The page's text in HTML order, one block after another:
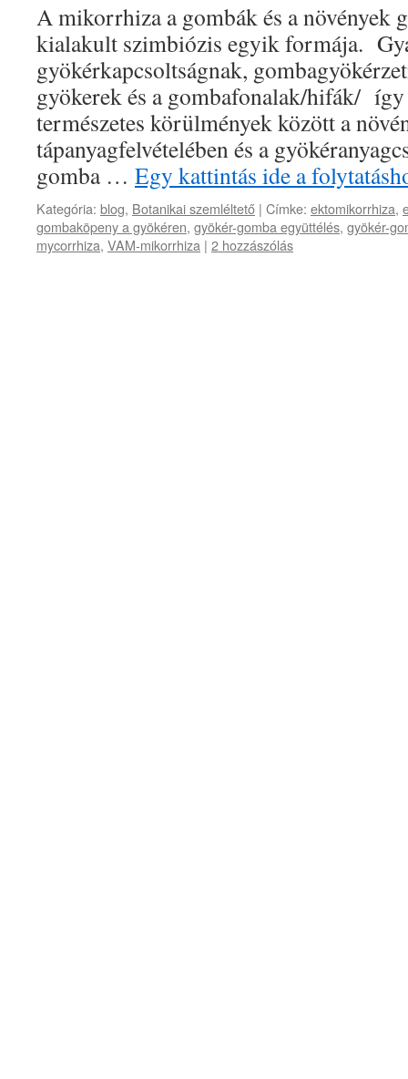
A mikorrhiza a gombák és a növények
kialakult szimbiózis egyik formája.
gyökérkapcsoltságnak,
gyökerek és a gombafonalak/hifák/
természetes körülmények között a
tápanyagfelvételében és a
gomba … Egy kattintás ide a
Kategória: blog, Botanikai szemléltető | Címke: ektomikorrhiza,
gombaköpeny a gyökéren, gyökér-gomba együttélés, gyökér-
mycorrhiza, VAM-mikorrhiza | 2 hozzászólás